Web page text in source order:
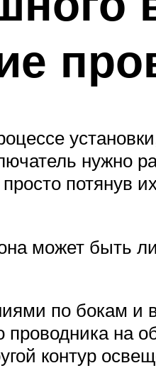
нужно
потянув
может быть
по бокам и
на
контур